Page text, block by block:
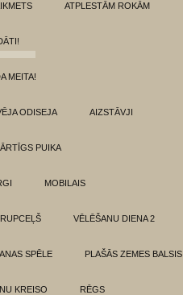
ATPLESTĀM ROKĀM
MEITA!
ODISEJA AIZSTĀVJI
PUIKA
MOBILAIS
VĒLĒŠANU DIENA 2
SPĒLE PLAŠĀS ZEMES BALSIS
KREISO RĒGS